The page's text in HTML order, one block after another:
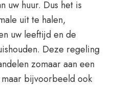
uw huur. Dus het is
uit te halen,
uw leeftijd en de
Deze regeling
zomaar aan een
bijvoorbeeld ook